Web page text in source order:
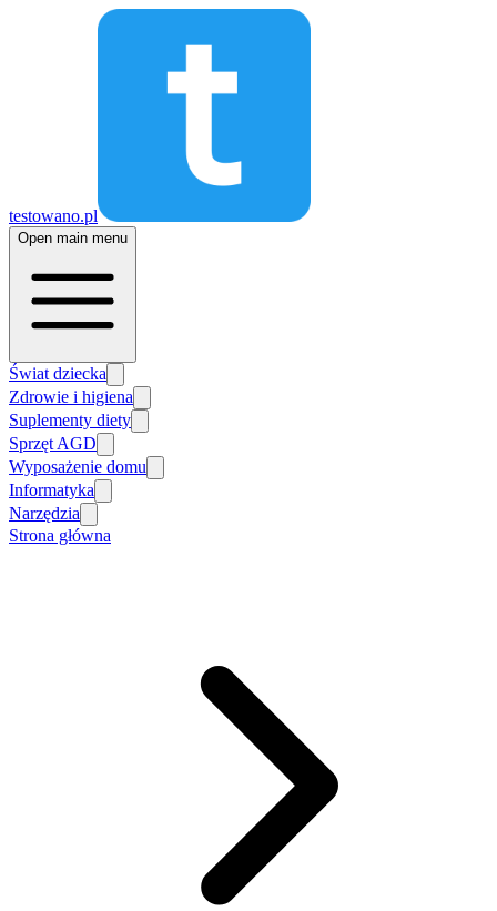
testowano.pl
Open main menu
Świat dziecka
Zdrowie i higiena
Suplementy diety
Sprzęt AGD
Wyposażenie domu
Informatyka
Narzędzia
Strona główna